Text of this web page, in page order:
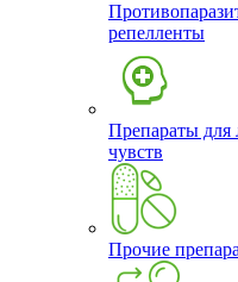
репелленты
Препараты для
чувств
Прочие